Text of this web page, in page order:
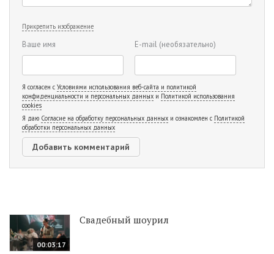
Прикрепить изображение
Ваше имя E-mail (необязательно)
Я согласен с Условиями использования веб-сайта и политикой
конфиденциальности и персональных данных и Политикой использования
cookies
Я даю Согласие на обработку персональных данных и ознакомлен с Политикой
обработки персональных данных
00:03:17
Свадебный шоурил